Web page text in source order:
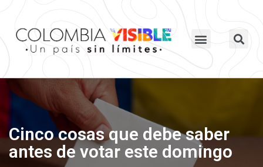
Cinco cosas que debe saber
antes de votar este domingo